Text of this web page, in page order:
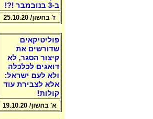
ב-3 בנובמבר !?!
ז' בחשון/ 25.10.20
פוליטיקאים
שדורשים את
קיצור הסגר, לא
דואגים לכלכלה
ולא לעם ישראל:
אלא לצבירת עוד
קולות!
א' בחשון/ 19.10.20